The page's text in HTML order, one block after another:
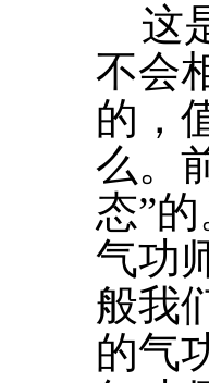
这
不会
的，
么。
态”
气功
般我
的气